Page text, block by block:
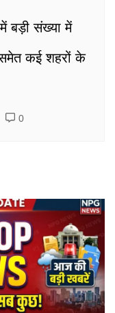
बड़ी संख्या में
समेत कई शहरों के
0